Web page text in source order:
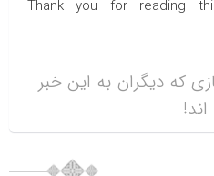
Thank you for reading
که دیگران به این خبر